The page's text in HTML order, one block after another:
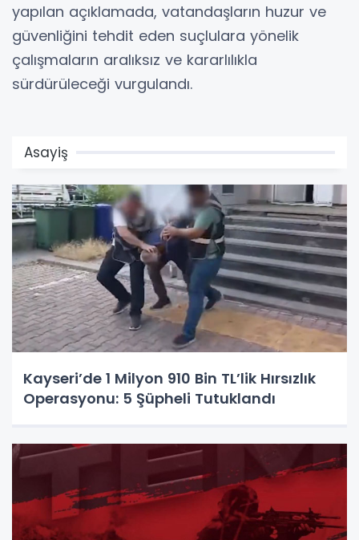
yapılan açıklamada, vatandaşların huzur ve
güvenliğini tehdit eden suçlulara yönelik
çalışmaların aralıksız ve kararlılıkla
sürdürüleceği vurgulandı.
Asayiş
Kayseri’de 1 Milyon 910 Bin TL’lik Hırsızlık
Operasyonu: 5 Şüpheli Tutuklandı